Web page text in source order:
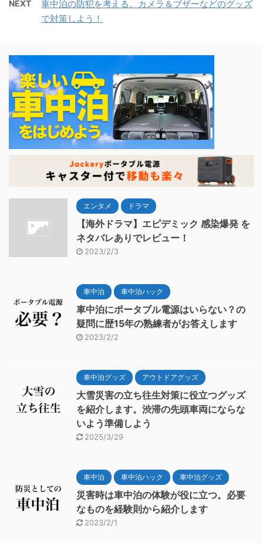
NEXT
車中泊の防犯を考える。カメラ＆ブザーなどのグッズ
で対策しよう！
エンタメ ドラマ
【海外ドラマ】エピデミック 感染爆発 を
ネタバレありでレビュー！
2023/2/3
車中泊 車中泊ハック
車中泊にポータブル電源はいらない？の
疑問に歴15年の熟練者がお答えします
2023/2/2
車中泊グッズ アウトドアグッズ
大雪災害の立ち往生対策に役立つグッズ
を紹介します。渋滞の先頭車両にならな
いよう準備しよう
2025/3/29
車中泊 車中泊ハック 車中泊グッズ
災害時は車中泊の体験が役に立つ。必要
なものを経験則から紹介します
2023/2/1